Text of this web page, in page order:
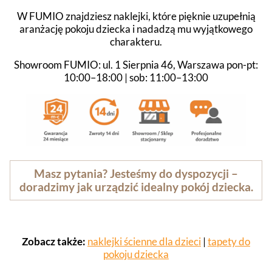
W FUMIO znajdziesz naklejki, które pięknie uzupełnią
aranżację pokoju dziecka i nadadzą mu wyjątkowego
charakteru.
Showroom FUMIO: ul. 1 Sierpnia 46, Warszawa pon-pt:
10:00–18:00 | sob: 11:00–13:00
Masz pytania? Jesteśmy do dyspozycji –
doradzimy jak urządzić idealny pokój dziecka.
Zobacz także: naklejki ścienne dla dzieci |tapety do
pokoju dziecka